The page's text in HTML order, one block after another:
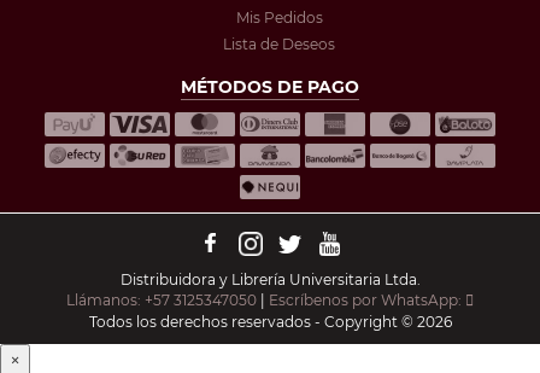
Mis Pedidos
Lista de Deseos
MÉTODOS DE PAGO
Distribuidora y Librería Universitaria Ltda.
Llámanos: +57 3125347050 | Escríbenos por WhatsApp:
Todos los derechos reservados - Copyright © 2026
×